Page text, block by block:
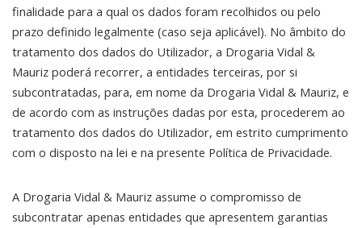
finalidade para a qual os dados foram recolhidos ou pelo
prazo definido legalmente (caso seja aplicável). No âmbito do
tratamento dos dados do Utilizador, a Drogaria Vidal &
Mauriz poderá recorrer, a entidades terceiras, por si
subcontratadas, para, em nome da Drogaria Vidal & Mauriz, e
de acordo com as instruções dadas por esta, procederem ao
tratamento dos dados do Utilizador, em estrito cumprimento
com o disposto na lei e na presente Política de Privacidade.
A Drogaria Vidal & Mauriz assume o compromisso de
subcontratar apenas entidades que apresentem garantias